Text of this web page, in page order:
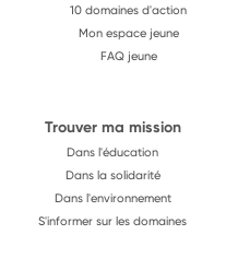
10 domaines d'action
Mon espace jeune
FAQ jeune
Trouver ma mission
Dans l'éducation
Dans la solidarité
Dans l'environnement
S'informer sur les domaines